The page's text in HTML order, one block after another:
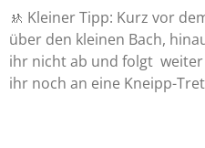
🚸 Kleiner Tipp: Kurz vor
über den kleinen Bach,
ihr nicht ab und folgt
ihr noch an eine Kneipp-